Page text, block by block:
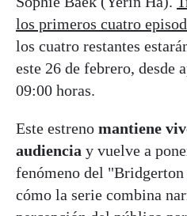
los primeros cuatro
los cuatro restantes
este 26 de febrero, desde
09:00 horas.
Este estreno mantiene
audiencia y vuelve a
fenómeno del
cómo la serie combina